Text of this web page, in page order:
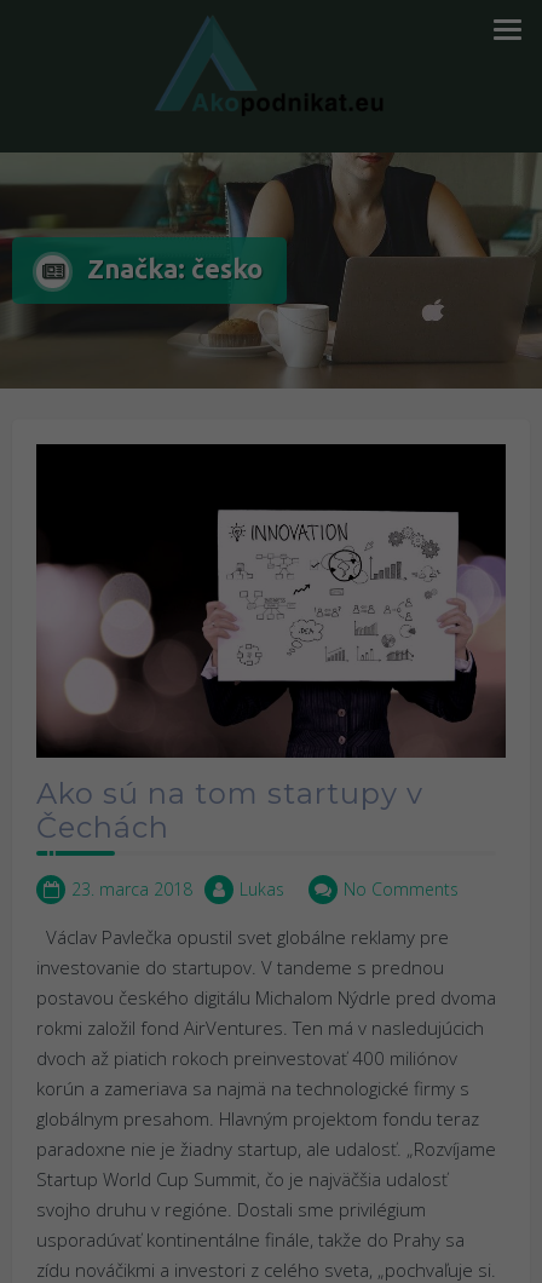
Značka: česko
Ako sú na tom startupy v
Čechách
23. marca 2018 Lukas No Comments
Václav Pavlečka opustil svet globálne reklamy pre
investovanie do startupov. V tandeme s prednou
postavou českého digitálu Michalom Nýdrle pred dvoma
rokmi založil fond AirVentures. Ten má v nasledujúcich
dvoch až piatich rokoch preinvestovať 400 miliónov
korún a zameriava sa najmä na technologické firmy s
globálnym presahom. Hlavným projektom fondu teraz
paradoxne nie je žiadny startup, ale udalosť. „Rozvíjame
Startup World Cup Summit, čo je najväčšia udalosť
svojho druhu v regióne. Dostali sme privilégium
usporadúvať kontinentálne finále, takže do Prahy sa
zídu nováčikmi a investori z celého sveta, „pochvaľuje si.